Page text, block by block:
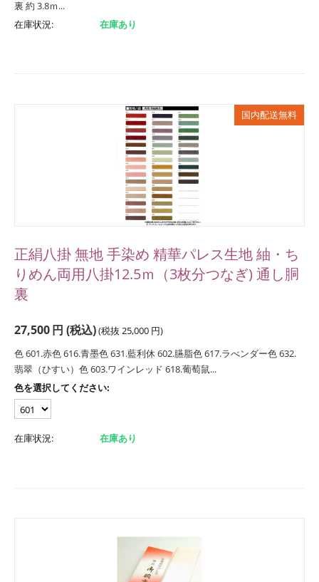
裏 約 3.8ｍ...
在庫状況:
在庫あり
国内配送無料
正絹八掛 無地 手染め 精華パレス生地 紬・ち
りめん両用八掛12.5ｍ（3枚分つなぎ) 通し胴
裏
27,500円 (税込)(税抜 25,000 円)
色 601.赤色 616.青墨色 631.藍利休 602.臙脂色 617.ラべンダー色 632.
翡翠（ひすい）色 603.ワインレッド 618.葡萄鼠...
色を選択してください:
在庫状況: 在庫あり